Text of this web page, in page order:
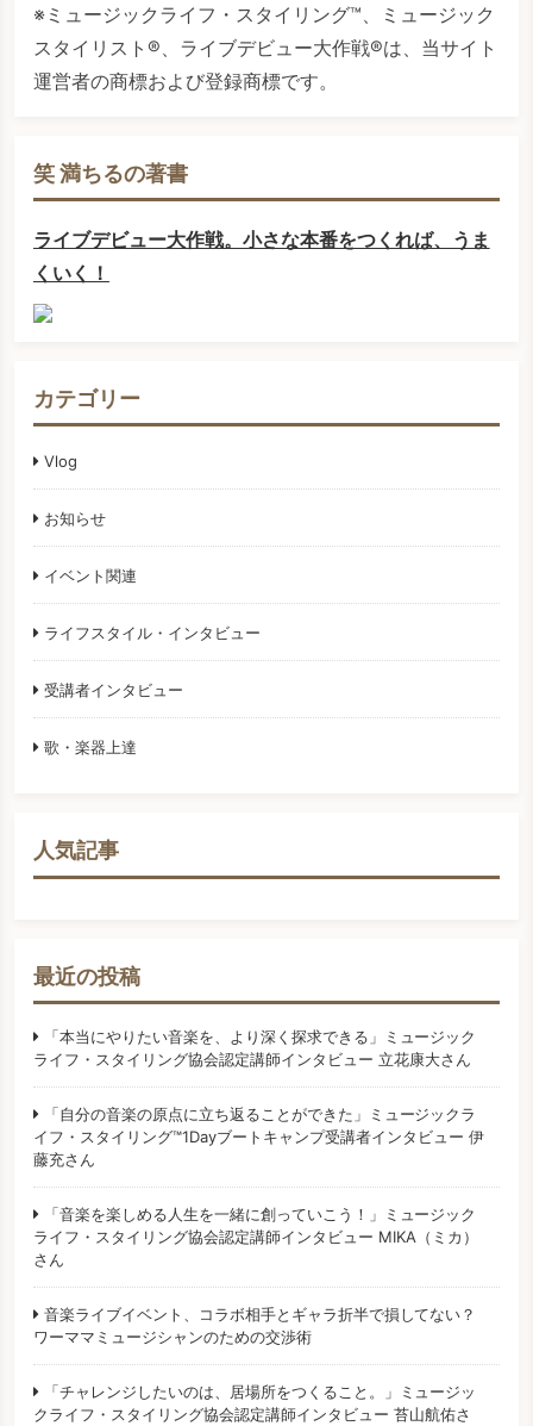
※ミュージックライフ・スタイリング™、ミュージック
スタイリスト®、ライブデビュー大作戦®は、当サイト
運営者の商標および登録商標です。
笑 満ちるの著書
ライブデビュー大作戦。小さな本番をつくれば、うま
くいく！
カテゴリー
Vlog
お知らせ
イベント関連
ライフスタイル・インタビュー
受講者インタビュー
歌・楽器上達
人気記事
最近の投稿
「本当にやりたい音楽を、より深く探求できる」ミュージック
ライフ・スタイリング協会認定講師インタビュー 立花康大さん
「自分の音楽の原点に立ち返ることができた」ミュージックラ
イフ・スタイリング™️1Dayブートキャンプ受講者インタビュー 伊
藤充さん
「音楽を楽しめる人生を一緒に創っていこう！」ミュージック
ライフ・スタイリング協会認定講師インタビュー MIKA（ミカ）
さん
音楽ライブイベント、コラボ相手とギャラ折半で損してない？
ワーママミュージシャンのための交渉術
「チャレンジしたいのは、居場所をつくること。」ミュージッ
クライフ・スタイリング協会認定講師インタビュー 苔山航佑さ